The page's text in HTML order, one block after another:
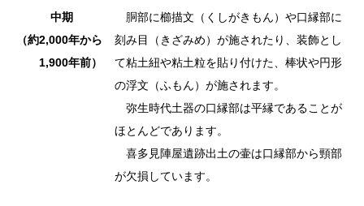
中期
（約2,000年から
1,900年前）
胴部に櫛描文（くしがきもん）や口縁部に
刻み目（きざみめ）が施されたり、装飾とし
て粘土紐や粘土粒を貼り付けた、棒状や円形
の浮文（ふもん）が施されます。
弥生時代土器の口縁部は平縁であることが
ほとんどであります。
喜多見陣屋遺跡出土の壷は口縁部から頸部
が欠損しています。